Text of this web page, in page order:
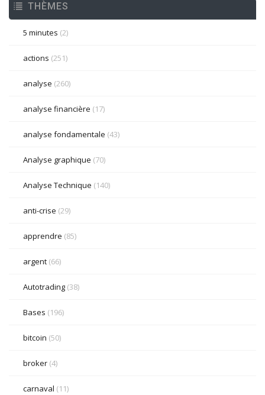
THÈMES
5 minutes (2)
actions (251)
analyse (260)
analyse financière (17)
analyse fondamentale (43)
Analyse graphique (70)
Analyse Technique (140)
anti-crise (29)
apprendre (85)
argent (66)
Autotrading (38)
Bases (196)
bitcoin (50)
broker (4)
carnaval (11)